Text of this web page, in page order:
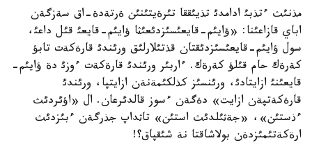
مذنئث ءتذبئ ادامدئ تذيئققا تئرةيتئنئن ةرتةدة-اق سةزگةن
اباي قازاعئنا: «ؤايئم-قايعئسئزدئعئثا ؤايئم-قايعئ قئل داعئ،
سول ؤايئم-قايعئسئزدئقتان قذتئلارلئق ورئندئ قارةكةت تابؤ
كةرةك حام قئلؤ كةرةك. ءاربئر ورئندئ قارةكةت ءوزئ دة ؤايئم-
قايعئنئ ازايتادئ، ورئنسئز كذلكئمةنةن ازايتپا، ورئندئ
قارةكةتپةن ازايت» دةگةن ءسوز قالدئرعان. ال «اؤئردئث
ءذستئن»، «جةثئلدئث استئن» تاثداپ جذرگةن ءبئزدئث
ارةكةتئمئزدةن بولاشاقتا نة شئقپاق؟!